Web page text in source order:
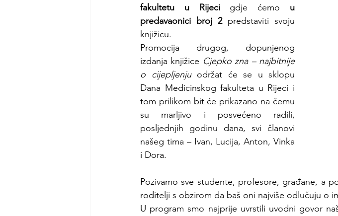
fakultetu u Rijeci gdje ćemo u
predavaonici broj 2 predstaviti svoju
knjižicu.
Promocija drugog, dopunjenog
izdanja knjižice Cjepko zna – najbitnije
o cijepljenju održat će se u sklopu
Dana Medicinskog fakulteta u Rijeci i
tom prilikom bit će prikazano na čemu
su marljivo i posvećeno radili,
posljednjih godinu dana, svi članovi
našeg tima – Ivan, Lucija, Anton, Vinka
i Dora.
Pozivamo sve studente, profesore, građane, a
roditelji s obzirom da baš oni najviše odlučuju o
U program smo najprije uvrstili uvodni govor